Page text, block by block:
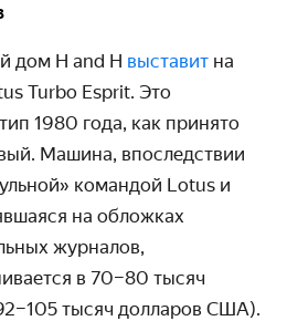
дом H and H выставит на
Turbo Esprit. Это
1980 года, как принято
Машина, впоследствии
командой Lotus и
на обложках
журналов,
в 70–80 тысяч
тысяч долларов США).